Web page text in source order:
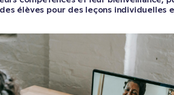
élèves pour des leçons individuelles